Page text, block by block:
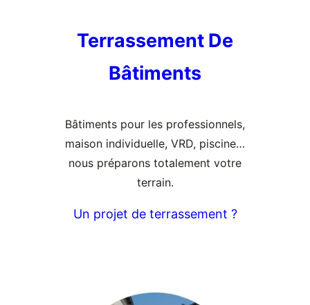
Terrassement De
Bâtiments
Bâtiments pour les professionnels,
maison individuelle, VRD, piscine…
nous préparons totalement votre
terrain.
Un projet de terrassement ?